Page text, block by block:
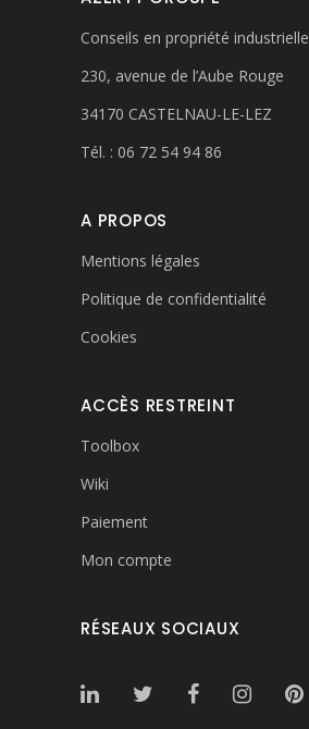
Conseils en propriété industrielle
230, avenue de l’Aube Rouge
34170 CASTELNAU-LE-LEZ
Tél. : 06 72 54 94 86
A PROPOS
Mentions légales
Politique de confidentialité
Cookies
ACCÈS RESTREINT
Toolbox
Wiki
Paiement
Mon compte
RÉSEAUX SOCIAUX